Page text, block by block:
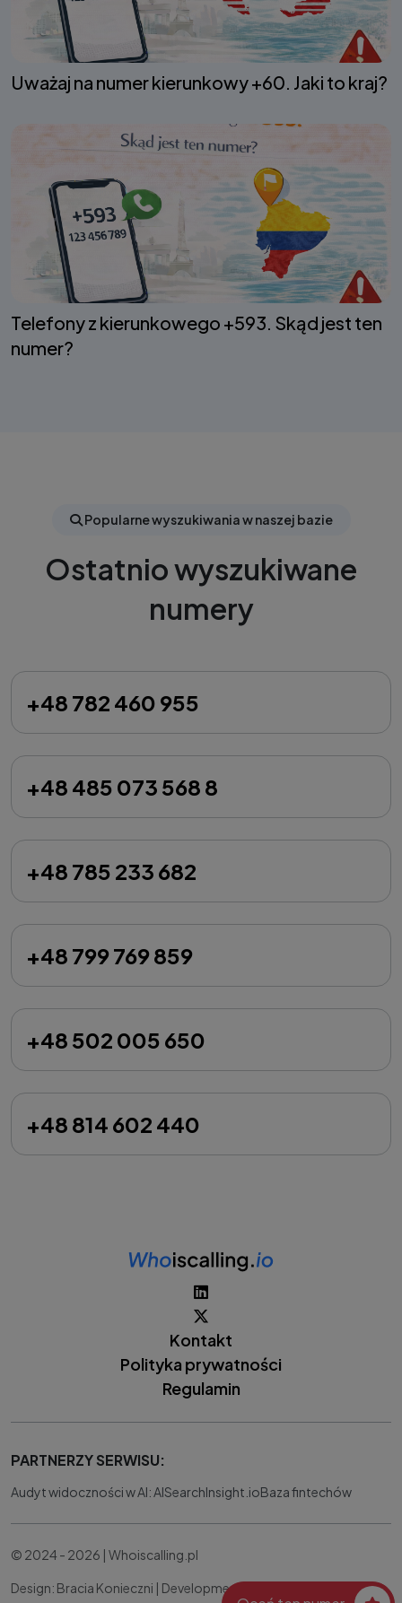
Uważaj na numer kierunkowy +60. Jaki to kraj?
Telefony z kierunkowego +593. Skąd jest ten
numer?
Popularne wyszukiwania w naszej bazie
Ostatnio wyszukiwane
numery
+48 782 460 955
+48 485 073 568 8
+48 785 233 682
+48 799 769 859
+48 502 005 650
+48 814 602 440
Kontakt
Polityka prywatności
Regulamin
PARTNERZY SERWISU:
Audyt widoczności w AI: AISearchInsight.ioBaza fintechów
© 2024 - 2026 | Whoiscalling.pl
Design: Bracia Konieczni | Development: